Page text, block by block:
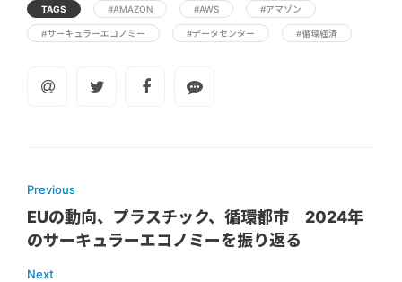
TAGS #AMAZON #AWS #アマゾン
#サーキュラーエコノミー #データセンター #循環経済
Previous
EUの動向、プラスチック、循環都市 2024年
のサーキュラーエコノミーを振り返る
Next